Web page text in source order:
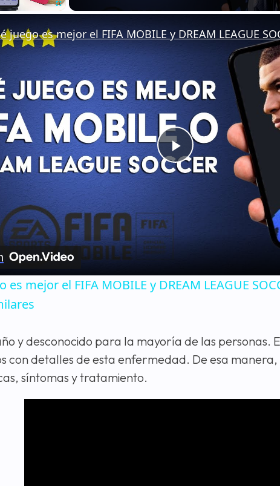
Play
es mejor el FIFA MOBILE y DREAM LEAGUE
y desconocido para la mayoría de las personas.
con detalles de esta enfermedad. De esa manera,
síntomas y tratamiento.